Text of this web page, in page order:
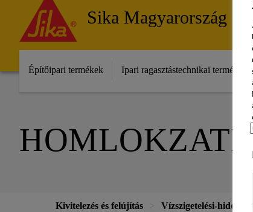
Sika Magyarország
Építőipari termékek Ipari ragasztástechnikai termékek
Kivitelezés és felújítás Vízszigetelési-